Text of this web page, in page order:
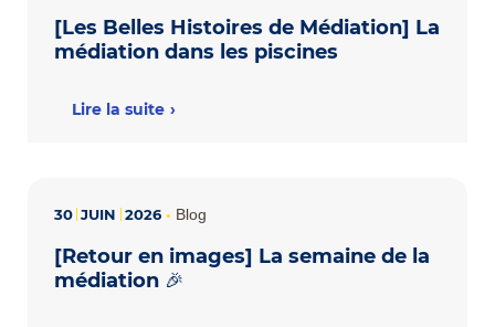
[Les Belles Histoires de Médiation] La
médiation dans les piscines
Lire la suite
30 JUIN 2026• Blog
[Retour en images] La semaine de la
médiation 🎉